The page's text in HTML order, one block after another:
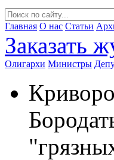
Главная О нас Статьи
Заказать
Олигархи Министры